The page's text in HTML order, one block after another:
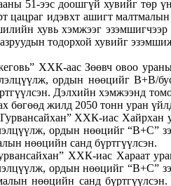
51-ээс доошгүй хувийг төр
цацраг идэвхт ашигт
хувь хэмжээг
тодорхой хувийг
ХХК-аас Зөөвч овоо
ордын нөөцийг В+В/
Дэлхийн хэмжээнд
бөгөөд жилд 2050 тонн уран
ХХК-иас Хайрхан
ордын нөөцийг “В+С”
нөөцийн санд бүртгүүлсэн.
ХХК-иас Хараат
ордын нөөцийг “В+С”
нөөцийн санд